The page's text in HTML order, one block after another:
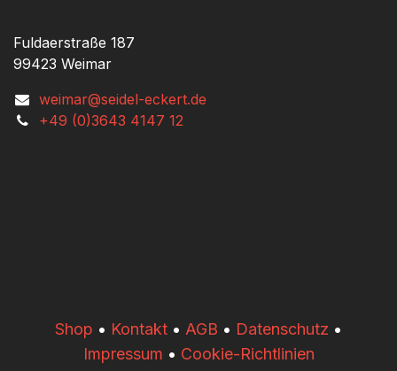
Fuldaerstraße 187
99423 Weimar
weimar@seidel-eckert.de
+49 (0)3643 4147 12
​​Shop • Kontakt • AGB • Datenschutz •
Impressum • Cookie-Richtlinien